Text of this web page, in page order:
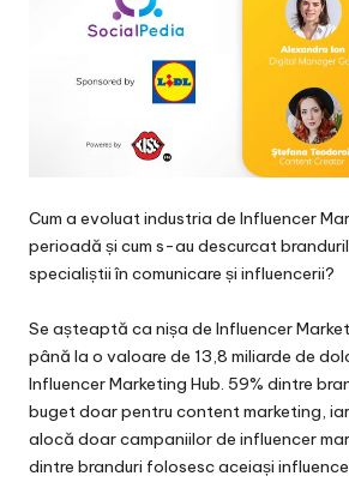
Cum a evoluat industria de Influencer
perioadă și cum s-au descurcat
specialiștii în comunicare și influencerii?
Se așteaptă ca nișa de Influencer
până la o valoare de 13,8 miliarde de
Influencer Marketing Hub. 59% dintre
buget doar pentru content marketing, iar
alocă doar campaniilor de influencer
dintre branduri folosesc aceiași